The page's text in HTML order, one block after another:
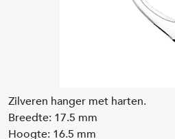
Zilveren hanger met harten.
Breedte: 17.5 mm
Hoogte: 16.5 mm